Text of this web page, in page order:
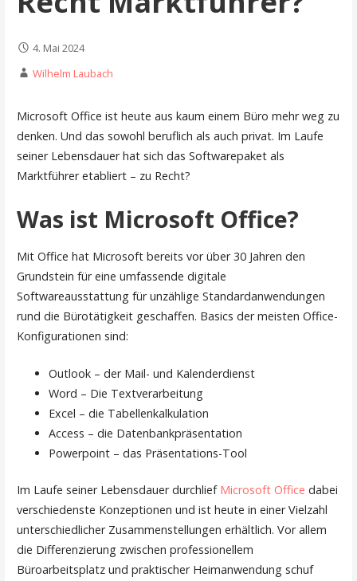
4. Mai 2024
Wilhelm Laubach
Microsoft Office ist heute aus kaum einem Büro mehr weg zu
denken. Und das sowohl beruflich als auch privat. Im Laufe
seiner Lebensdauer hat sich das Softwarepaket als
Marktführer etabliert – zu Recht?
Was ist Microsoft Office?
Mit Office hat Microsoft bereits vor über 30 Jahren den
Grundstein für eine umfassende digitale
Softwareausstattung für unzählige Standardanwendungen
rund die Bürotätigkeit geschaffen. Basics der meisten Office-
Konfigurationen sind:
Outlook – der Mail- und Kalenderdienst
Word – Die Textverarbeitung
Excel – die Tabellenkalkulation
Access – die Datenbankpräsentation
Powerpoint – das Präsentations-Tool
Im Laufe seiner Lebensdauer durchlief Microsoft Office dabei
verschiedenste Konzeptionen und ist heute in einer Vielzahl
unterschiedlicher Zusammenstellungen erhältlich. Vor allem
die Differenzierung zwischen professionellem
Büroarbeitsplatz und praktischer Heimanwendung schuf